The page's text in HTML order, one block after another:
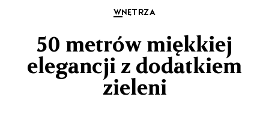
WNĘTRZA
50 metrów miękkiej
elegancji z dodatkiem
zieleni